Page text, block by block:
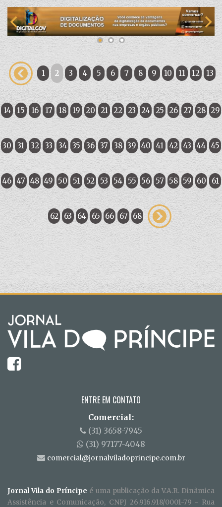
1 2 3 4 5 6 7 8 9 10 11 12 13
14 15 16 17 18 19 20 21 22 23 24 25 26 27 28 29
30 31 32 33 34 35 36 37 38 39 40 41 42 43 44 45
46 47 48 49 50 51 52 53 54 55 56 57 58 59 60 61
62 63 64 65 66 67 68
ENTRE EM CONTATO
Comercial:
(31) 3658-7945
(31) 97177-4048
comercial@jornalviladoprincipe.com.br
Jornal Vila do Príncipe é uma publicação da V.A.R. Dinãmica
Assistência e Comunicação, CNPJ 26.916.918/0001-79 - Rua